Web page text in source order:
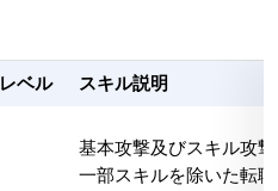
レベル スキル説明
基本攻撃及びスキル攻
一部スキルを除いた転